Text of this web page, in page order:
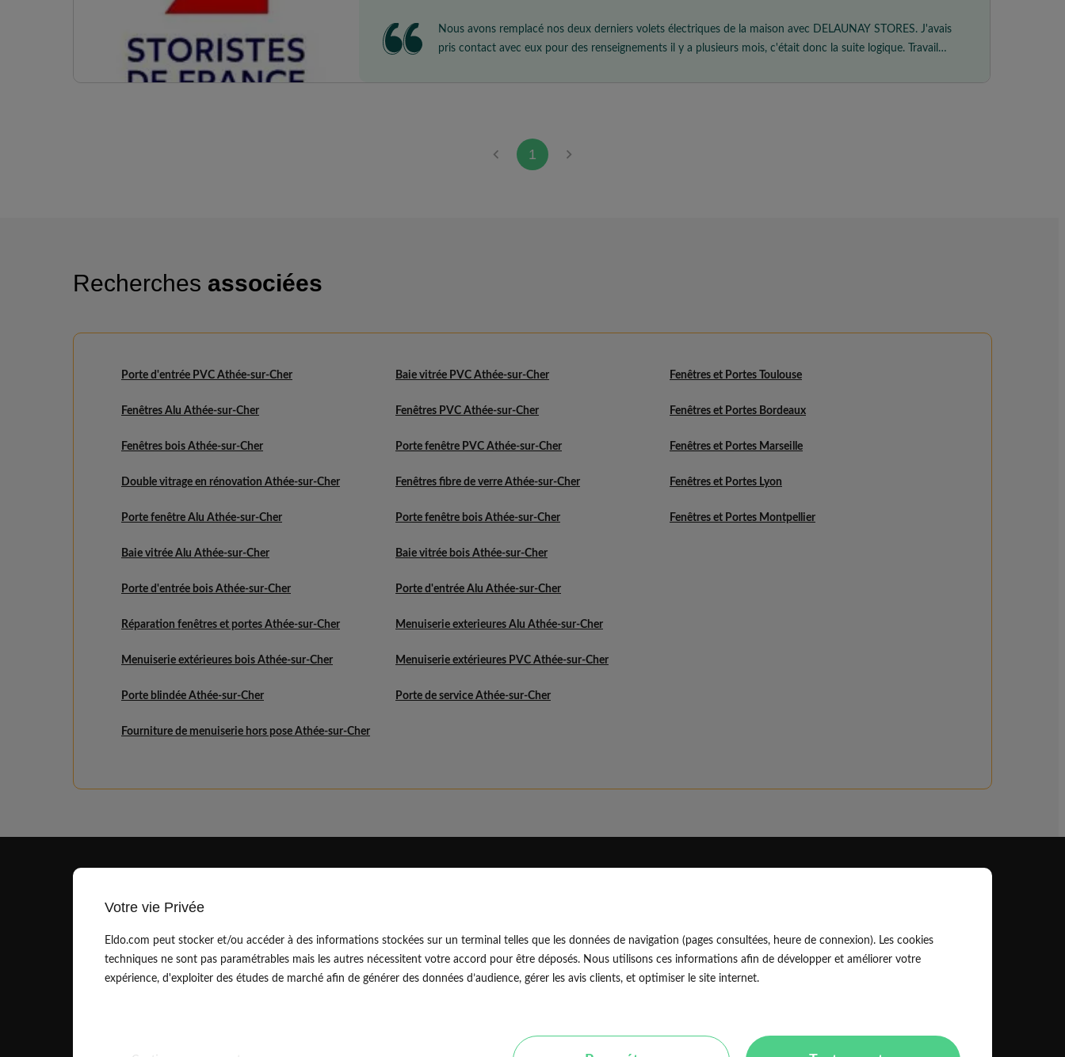
Nous avons remplacé nos deux derniers volets électriques de la maison avec DELAUNAY STORES. J'avais
pris contact avec eux pour des renseignements il y a plusieurs mois, c'était donc la suite logique. Travail
1
Recherches associées
Porte d'entrée PVC Athée-sur-Cher Baie vitrée PVC Athée-sur-Cher
Fenêtres Alu Athée-sur-Cher Fenêtres PVC Athée-sur-Cher
Fenêtres bois Athée-sur-Cher Porte fenêtre PVC Athée-sur-Cher
Double vitrage en rénovation Athée-sur-Cher Fenêtres fibre de verre Athée-sur-Cher
Porte fenêtre Alu Athée-sur-Cher Porte fenêtre bois Athée-sur-Cher
Baie vitrée Alu Athée-sur-Cher Baie vitrée bois Athée-sur-Cher
Porte d'entrée bois Athée-sur-Cher Porte d'entrée Alu Athée-sur-Cher
Réparation fenêtres et portes Athée-sur-Cher Menuiserie exterieures Alu Athée-sur-Cher
Menuiserie extérieures bois Athée-sur-Cher Menuiserie extérieures PVC Athée-sur-Cher
Porte blindée Athée-sur-Cher Porte de service Athée-sur-Cher
Fourniture de menuiserie hors pose Athée-sur-Cher
Fenêtres et Portes Toulouse
Fenêtres et Portes Bordeaux
Fenêtres et Portes Marseille
Fenêtres et Portes Lyon
Fenêtres et Portes Montpellier
contact@eldo.com
01.83.75.42.90
Rejoindre notre équipe
Blog professionnel
Blog particulier
Avis vérifiés
EldoPro pour les artisans et pros
EldoNetwork pour les réseaux, marques et industriels
Règles de classement des artisans
Votre vie Privée
Eldo.com peut stocker et/ou accéder à des informations stockées sur un terminal telles que les données de navigation (pages consultées, heure de connexion). Les cookies
techniques ne sont pas paramétrables mais les autres nécessitent votre accord pour être déposés. Nous utilisons ces informations afin de développer et améliorer votre
expérience, d'exploiter des études de marché afin de générer des données d’audience, gérer les avis clients, et optimiser le site internet.